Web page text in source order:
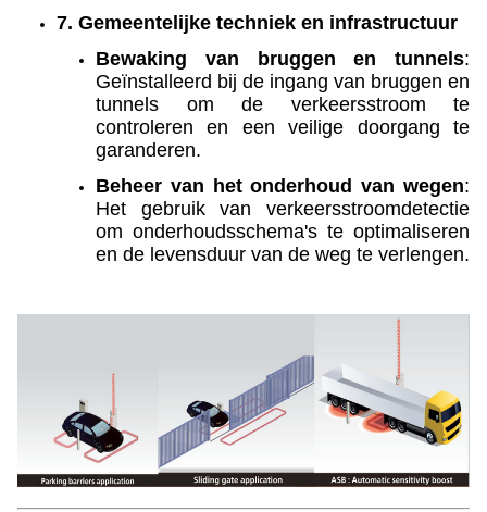
7. Gemeentelijke techniek en infrastructuur
Bewaking van bruggen en tunnels:
Geïnstalleerd bij de ingang van bruggen en
tunnels om de verkeersstroom te
controleren en een veilige doorgang te
garanderen.
Beheer van het onderhoud van wegen:
Het gebruik van verkeersstroomdetectie
om onderhoudsschema's te optimaliseren
en de levensduur van de weg te verlengen.